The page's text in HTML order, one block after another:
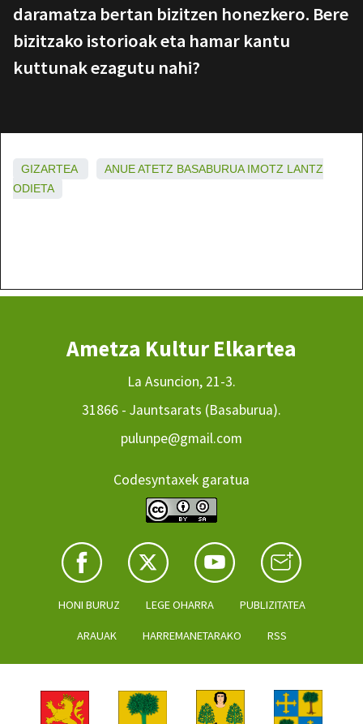
daramatza bertan bizitzen honezkero. Bere
bizitzako istorioak eta hamar kantu
kuttunak ezagutu nahi?
GIZARTEA ANUEATETZ BASABURUA IMOTZ LANTZ
ODIETA
Ametza Kultur Elkartea
La Asuncion, 21-3.
31866 - Jauntsarats (Basaburua).
pulunpe@gmail.com
Codesyntaxek garatua
HONI BURUZ LEGE OHARRA PUBLIZITATEA
ARAUAK HARREMANETARAKO RSS